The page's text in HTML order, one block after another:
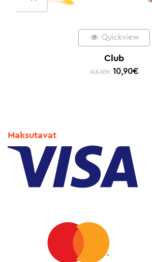
Quickview
Club
ALKAEN: 10,90€
Maksutavat